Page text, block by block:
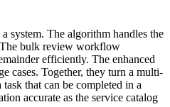
system. The algorithm handles the
bulk review workflow
efficiently. The enhanced
cases. Together, they turn a multi-
that can be completed in a
accurate as the service catalog